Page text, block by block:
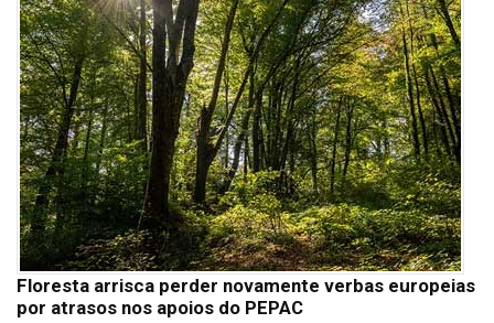
Floresta arrisca perder novamente verbas europeias
por atrasos nos apoios do PEPAC